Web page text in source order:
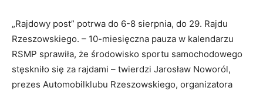
„Rajdowy post” potrwa do 6-8 sierpnia, do 29. Rajdu
Rzeszowskiego. – 10-miesięczna pauza w kalendarzu
RSMP sprawiła, że środowisko sportu samochodowego
stęskniło się za rajdami – twierdzi Jarosław Noworól,
prezes Automobilklubu Rzeszowskiego, organizatora